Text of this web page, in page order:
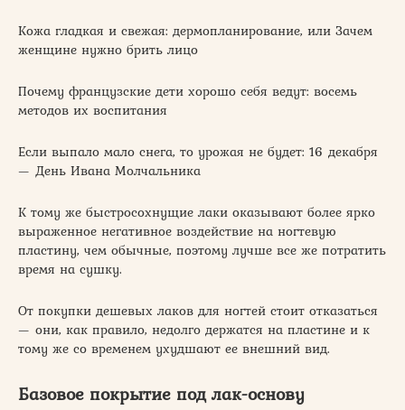
Кожа гладкая и свежая: дермопланирование, или Зачем
женщине нужно брить лицо
Почему французские дети хорошо себя ведут: восемь
методов их воспитания
Если выпало мало снега, то урожая не будет: 16 декабря
— День Ивана Молчальника
К тому же быстросохнущие лаки оказывают более ярко
выраженное негативное воздействие на ногтевую
пластину, чем обычные, поэтому лучше все же потратить
время на сушку.
От покупки дешевых лаков для ногтей стоит отказаться
— они, как правило, недолго держатся на пластине и к
тому же со временем ухудшают ее внешний вид.
Базовое покрытие под лак-основу